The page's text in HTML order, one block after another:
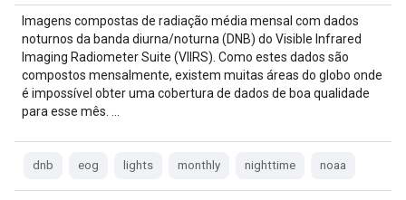
Imagens compostas de radiação média mensal com dados
noturnos da banda diurna/noturna (DNB) do Visible Infrared
Imaging Radiometer Suite (VIIRS). Como estes dados são
compostos mensalmente, existem muitas áreas do globo onde
é impossível obter uma cobertura de dados de boa qualidade
para esse mês. …
dnb eog lights monthly nighttime noaa